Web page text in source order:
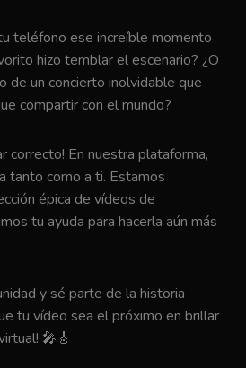
teléfono ese increíble momento
hizo temblar el escenario? ¿O
de un concierto inolvidable que
compartir con el mundo?
correcto! En nuestra plataforma,
tanto como a ti. Estamos
épica de vídeos de
tu ayuda para hacerla aún más
y sé parte de la historia
tu vídeo sea el próximo en brillar
🎤🎸